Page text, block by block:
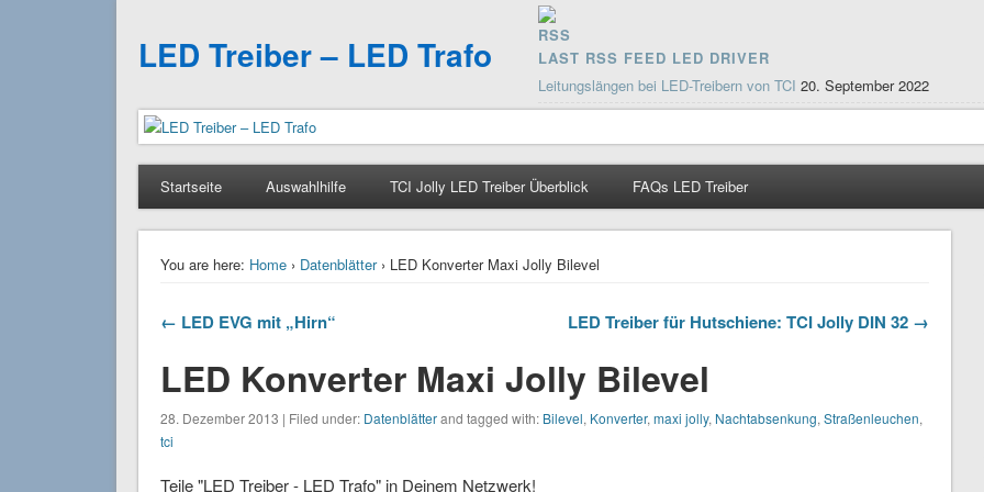
LED Treiber – LED Trafo
LAST RSS FEED LED DRIVER
Leitungslängen bei LED-Treibern von TCI 20. September 2022
LED Energieverbrauch ungleich der tatsächlichen Leistung!
Startseite Auswahlhilfe TCI Jolly LED Treiber Überblick FAQs LED Treiber
You are here: Home› Datenblätter› LED Konverter Maxi Jolly Bilevel
← LED EVG mit „Hirn“ LED Treiber für Hutschiene: TCI Jolly DIN 32 →
LED Konverter Maxi Jolly Bilevel
28. Dezember 2013 | Filed under: Datenblätterand tagged with: Bilevel, Konverter, maxi jolly, Nachtabsenkung, Straßenleuchen,
tci
Teile "LED Treiber - LED Trafo" in Deinem Netzwerk!